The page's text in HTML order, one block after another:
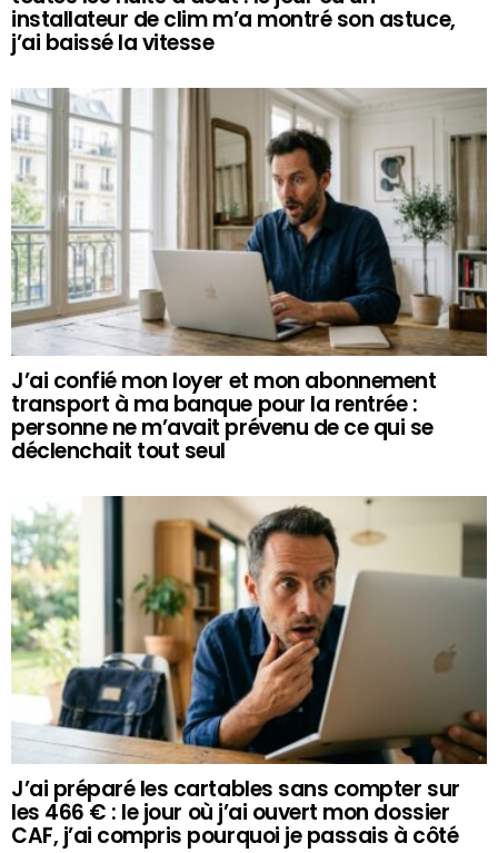
installateur de clim m’a montré son astuce,
j’ai baissé la vitesse
J’ai confié mon loyer et mon abonnement
transport à ma banque pour la rentrée :
personne ne m’avait prévenu de ce qui se
déclenchait tout seul
J’ai préparé les cartables sans compter sur
les 466 € : le jour où j’ai ouvert mon dossier
CAF, j’ai compris pourquoi je passais à côté